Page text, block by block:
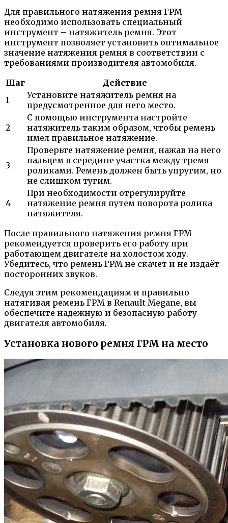
Для правильного натяжения ремня ГРМ
необходимо использовать специальный
инструмент – натяжитель ремня. Этот
инструмент позволяет установить оптимальное
значение натяжения ремня в соответствии с
требованиями производителя автомобиля.
Шаг
Действие
1
Установите натяжитель ремня на
предусмотренное для него место.
2
С помощью инструмента настройте
натяжитель таким образом, чтобы ремень
имел правильное натяжение.
3
Проверьте натяжение ремня, нажав на него
пальцем в середине участка между тремя
роликами. Ремень должен быть упругим, но
не слишком тугим.
4
При необходимости отрегулируйте
натяжение ремня путем поворота ролика
натяжителя.
После правильного натяжения ремня ГРМ
рекомендуется проверить его работу при
работающем двигателе на холостом ходу.
Убедитесь, что ремень ГРМ не скачет и не издаёт
посторонних звуков.
Следуя этим рекомендациям и правильно
натягивая ремень ГРМ в Renault Megane, вы
обеспечите надежную и безопасную работу
двигателя автомобиля.
Установка нового ремня ГРМ на место